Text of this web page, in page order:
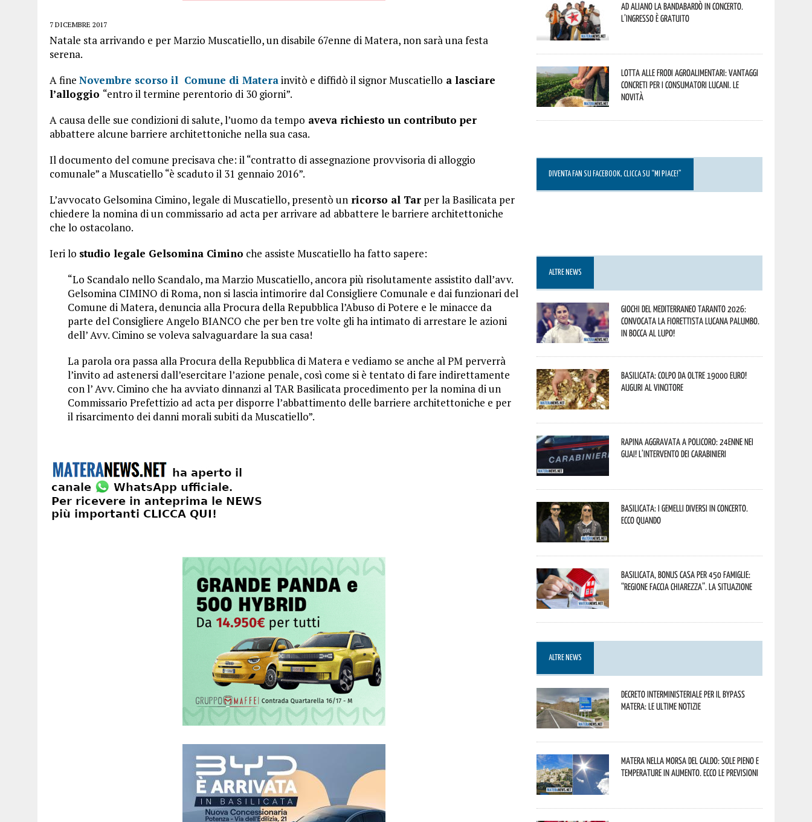
7 DICEMBRE 2017
Natale sta arrivando e per Marzio Muscatiello, un disabile 67enne di Matera, non sarà una festa
serena.
A fine Novembre scorso il Comune di Materainvitò e diffidò il signor Muscatiello a lasciare
l’alloggio “entro il termine perentorio di 30 giorni”.
A causa delle sue condizioni di salute, l’uomo da tempo aveva richiesto un contributo per
abbattere alcune barriere architettoniche nella sua casa.
Il documento del comune precisava che: il “contratto di assegnazione provvisoria di alloggio
comunale” a Muscatiello “è scaduto il 31 gennaio 2016”.
L’avvocato Gelsomina Cimino, legale di Muscatiello, presentò un ricorso al Tar per la Basilicata per
chiedere la nomina di un commissario ad acta per arrivare ad abbattere le barriere architettoniche
che lo ostacolano.
Ieri lo studio legale Gelsomina Cimino che assiste Muscatiello ha fatto sapere:
“Lo Scandalo nello Scandalo, ma Marzio Muscatiello, ancora più risolutamente assistito dall’avv.
Gelsomina CIMINO di Roma, non si lascia intimorire dal Consigliere Comunale e dai funzionari del
Comune di Matera, denuncia alla Procura della Repubblica l’Abuso di Potere e le minacce da
parte del Consigliere Angelo BIANCO che per ben tre volte gli ha intimato di arrestare le azioni
dell’ Avv. Cimino se voleva salvaguardare la sua casa!
La parola ora passa alla Procura della Repubblica di Matera e vediamo se anche al PM perverrà
l’invito ad astenersi dall’esercitare l’azione penale, così come si è tentato di fare indirettamente
con l’ Avv. Cimino che ha avviato dinnanzi al TAR Basilicata procedimento per la nomina di un
Commissario Prefettizio ad acta per disporre l’abbattimento delle barriere architettoniche e per
il risarcimento dei danni morali subiti da Muscatiello”.
Ad Aliano la Bandabardò in concerto.
L’ingresso è gratuito
Lotta alle frodi agroalimentari: vantaggi
concreti per i consumatori lucani. Le
novità
DIVENTA FAN SU FACEBOOK, CLICCA SU “MI PIACE!”
ALTRE NEWS
Giochi del Mediterraneo Taranto 2026:
convocata la fiorettista lucana Palumbo.
In bocca al lupo!
Basilicata: colpo da oltre 19000 Euro!
Auguri al vincitore
Rapina aggravata a Policoro: 24enne nei
guai! L’intervento dei Carabinieri
Basilicata: i Gemelli DiVersi in concerto.
Ecco quando
Basilicata, Bonus casa per 450 famiglie:
“Regione faccia chiarezza”. La situazione
ALTRE NEWS
Decreto interministeriale per il Bypass
Matera: le ultime notizie
Matera nella morsa del caldo: sole pieno e
temperature in aumento. Ecco le previsioni